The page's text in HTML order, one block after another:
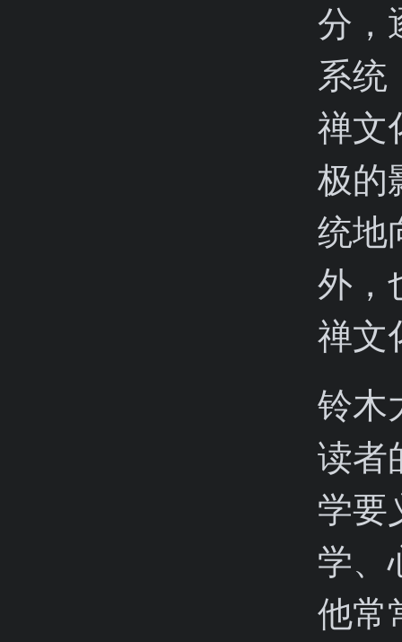
分，
系统
禅文
极的
统地
外，
禅文
铃木
读者
学要
学、
他常